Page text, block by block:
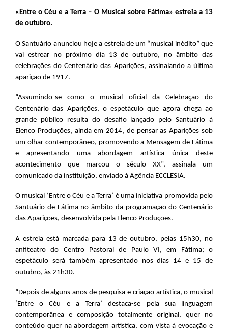
«Entre o Céu e a Terra – O Musical sobre Fátima» estreia a 13
de outubro.
O Santuário anunciou hoje a estreia de um “musical inédito” que
vai estrear no próximo dia 13 de outubro, no âmbito das
celebrações do Centenário das Aparições, assinalando a última
aparição de 1917.
“Assumindo-se como o musical oficial da Celebração do
Centenário das Aparições, o espetáculo que agora chega ao
grande público resulta do desafio lançado pelo Santuário à
Elenco Produções, ainda em 2014, de pensar as Aparições sob
um olhar contemporâneo, promovendo a Mensagem de Fátima
e apresentando uma abordagem artística única deste
acontecimento que marcou o século XX”, assinala um
comunicado da instituição, enviado à Agência ECCLESIA.
O musical ‘Entre o Céu e a Terra’ é uma iniciativa promovida pelo
Santuário de Fátima no âmbito da programação do Centenário
das Aparições, desenvolvida pela Elenco Produções.
A estreia está marcada para 13 de outubro, pelas 15h30, no
anfiteatro do Centro Pastoral de Paulo VI, em Fátima; o
espetáculo será também apresentado nos dias 14 e 15 de
outubro, às 21h30.
“Depois de alguns anos de pesquisa e criação artística, o musical
‘Entre o Céu e a Terra’ destaca-se pela sua linguagem
contemporânea e composição totalmente original, quer no
conteúdo quer na abordagem artística, com vista à evocação e